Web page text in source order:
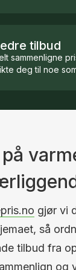
tilbud
sammenligne
deg til noe
gjør vi
så
tilbud fra
og